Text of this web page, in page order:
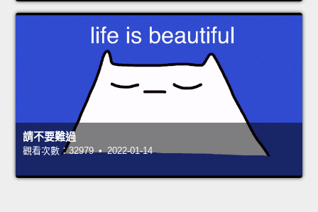
請不要難過
觀看次數：32979 • 2022-01-14